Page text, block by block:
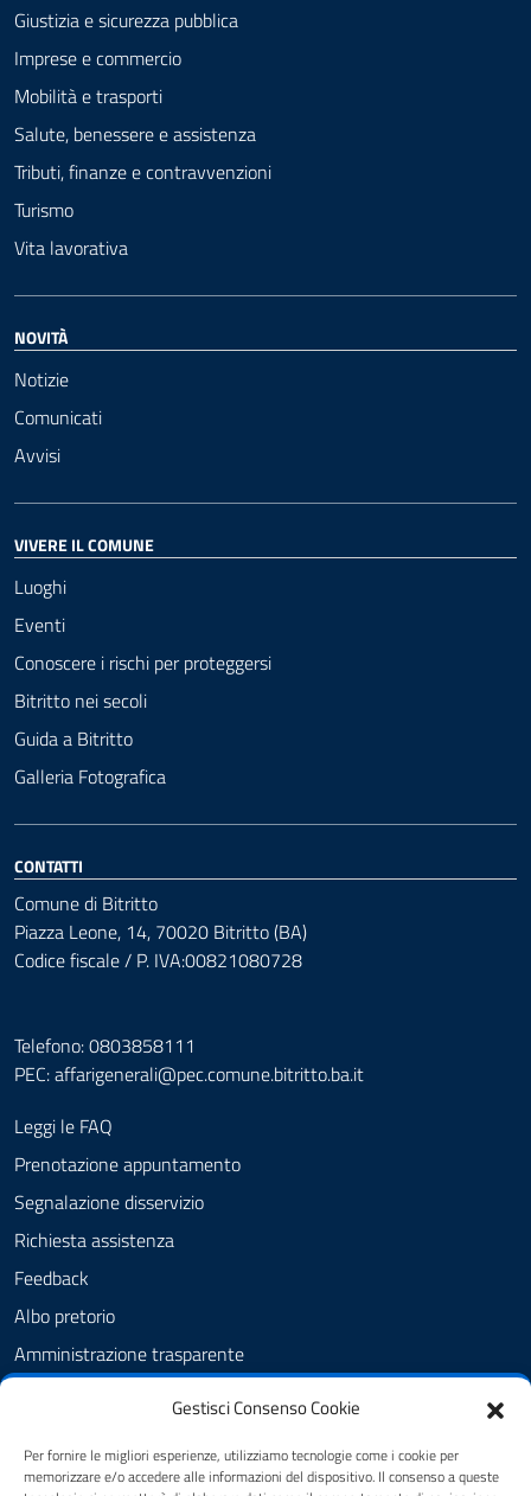
Gestisci Consenso Cookie
Per fornire le migliori esperienze, utilizziamo tecnologie come i cookie per
memorizzare e/o accedere alle informazioni del dispositivo. Il consenso a queste
Giustizia e sicurezza pubblica
Imprese e commercio
Mobilità e trasporti
Salute, benessere e assistenza
Tributi, finanze e contravvenzioni
Turismo
Vita lavorativa
NOVITÀ
Notizie
Comunicati
Avvisi
VIVERE IL COMUNE
Luoghi
Eventi
Conoscere i rischi per proteggersi
Bitritto nei secoli
Guida a Bitritto
Galleria Fotografica
CONTATTI
Comune di Bitritto
Piazza Leone, 14, 70020 Bitritto (BA)
Codice fiscale / P. IVA:00821080728
Telefono: 0803858111
PEC:affarigenerali@pec.comune.bitritto.ba.it
Leggi le FAQ
Prenotazione appuntamento
Segnalazione disservizio
Richiesta assistenza
Feedback
Albo pretorio
Amministrazione trasparente
Dichiarazione di accessibilità